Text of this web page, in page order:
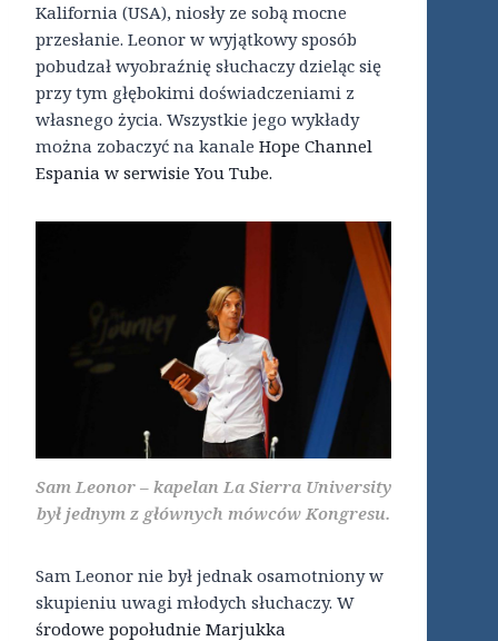
Kalifornia (USA), niosły ze sobą mocne
przesłanie. Leonor w wyjątkowy sposób
pobudzał wyobraźnię słuchaczy dzieląc się
przy tym głębokimi doświadczeniami z
własnego życia. Wszystkie jego wykłady
można zobaczyć na kanale Hope Channel
Espania w serwisie You Tube.
Sam Leonor – kapelan La Sierra University
był jednym z głównych mówców Kongresu.
Sam Leonor nie był jednak osamotniony w
skupieniu uwagi młodych słuchaczy. W
środowe popołudnie Marjukka